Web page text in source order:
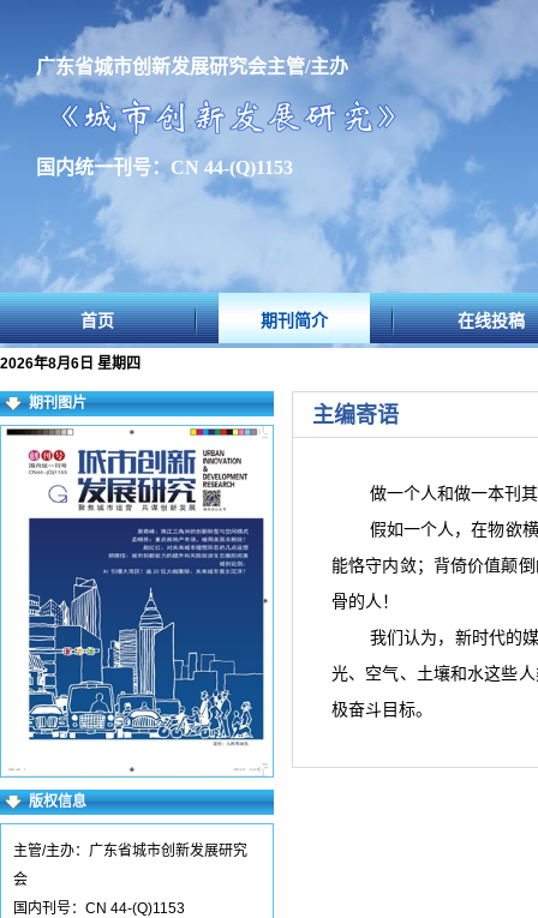
广东省城市创新发展研究会主管/主办
国内统一刊号：CN 44-(Q)1153
首页 期刊简介 在线投稿
2026年8月6日 星期四
期刊图片
版权信息
主管/主办：广东省城市创新发展研究
会
国内刊号：CN 44-(Q)1153
主编寄语
做一个人和做一本刊
假如一个人，在物欲
能恪守内敛；背倚价值颠
骨的人！
我们认为，新时代的
光、空气、土壤和水这些
极奋斗目标。